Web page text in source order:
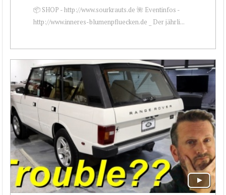
📦 SHOP - http://www.sourkrauts.de 🌺 Eventinfos -
http://www.inneres-blumenpfluecken.de _ Der jährli...